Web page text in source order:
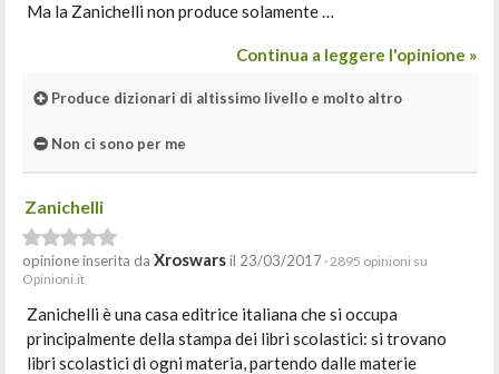
Ma la Zanichelli non produce solamente …
Continua a leggere l'opinione »
Produce dizionari di altissimo livello e molto altro
Non ci sono per me
Zanichelli
opinione inserita da Xroswarsil 23/03/2017 · 2895 opinioni su
Opinioni.it
Zanichelli è una casa editrice italiana che si occupa
principalmente della stampa dei libri scolastici: si trovano
libri scolastici di ogni materia, partendo dalle materie